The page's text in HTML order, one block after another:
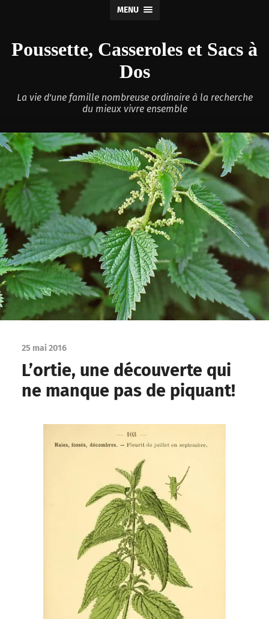
MENU
Poussette, Casseroles et Sacs à
Dos
La vie d'une famille nombreuse ordinaire à la recherche
du mieux vivre ensemble
25 mai 2016
L’ortie, une découverte qui
ne manque pas de piquant!